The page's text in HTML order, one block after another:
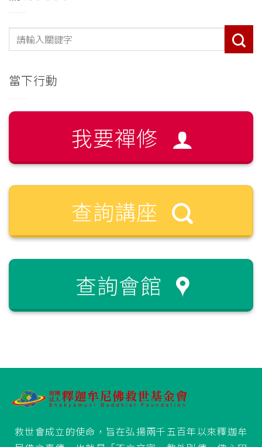
當下行動
我要禪修
查詢講座
查詢會館
救世會成立的使命，旨在弘揚兩千五百年以來釋迦牟